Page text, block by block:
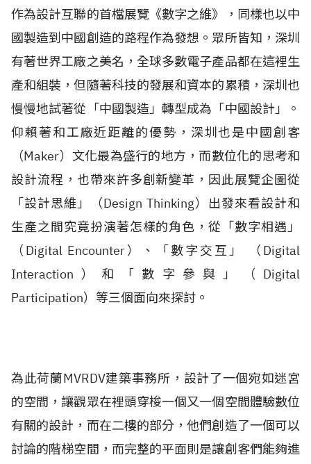
作為設計互聯的首檔展覽《數字之維》，同樣也以中
國製造到中國創造的路程作為發想。眾所皆知，深圳
有著世界工廠之美名，全球多數電子產品都在這裡生
產和組裝，但隨著科技的發展和資本的累積，深圳也
慢慢地試著從「中國製造」轉型成為「中國設計」。
仰賴著和工廠近距離的優勢，深圳也是中國創客
（Maker）文化最為盛行的地方，而數位化的思考和
設計流程，也帶來許多創新變革，因此展覽企圖從
「設計思維」（Design Thinking）出發來看設計和
生產之間究竟扮演著怎樣的角色，從「數字相遇」
（Digital Encounter）、「數字交互」 （Digital
Interaction）和「數字參與」（Digital
Participation）等三個面向來探討。
為此荷蘭MVRDV建築事務所，設計了一個宛如迷宮
的空間，讓觀眾在裡頭穿梭一個又一個空間體驗數位
有關的設計，而在二樓的部分，他們創造了一個可以
討論的階梯空間，而完整的平面則是讓創客們能夠進